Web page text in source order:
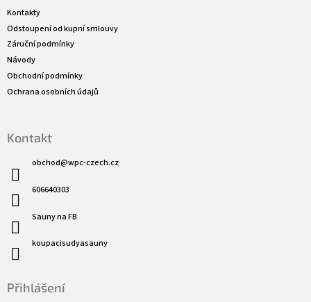
Kontakty
Odstoupení od kupní smlouvy
Záruční podmínky
Návody
Obchodní podmínky
Ochrana osobních údajů
Kontakt
obchod@wpc-czech.cz
606640303
Sauny na FB
koupacisudyasauny
Přihlášení